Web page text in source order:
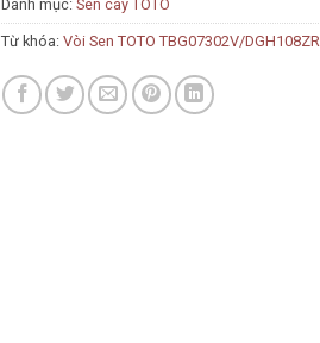
Danh mục: Sen cây TOTO
Từ khóa: Vòi Sen TOTO TBG07302V/DGH108ZR